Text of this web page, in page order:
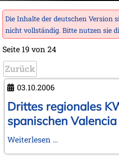
Die Inhalte der deutschen Version
nicht vollständig. Bitte nutzen sie
Seite 19 von 24
Zurück
03.10.2006
Drittes regionales
spanischen Valencia
Weiterlesen …